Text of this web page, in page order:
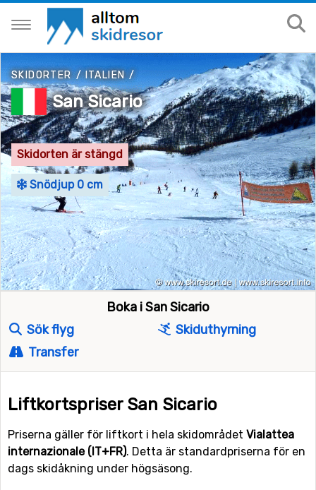
SKIDORTER/ITALIEN/
San Sicario
Skidorten är stängd
Snödjup 0 cm
Boka i San Sicario
Sök flyg
Skiduthyrning
Transfer
Liftkortspriser San Sicario
Priserna gäller för liftkort i hela skidområdet Vialattea
internazionale (IT+FR). Detta är standardpriserna för en
dags skidåkning under högsäsong.